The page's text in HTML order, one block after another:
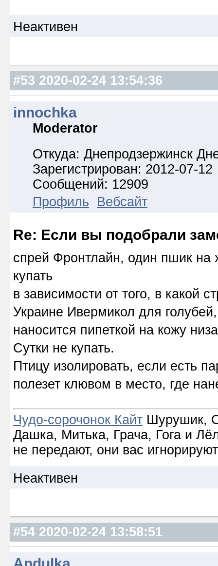
Неактивен
#53 2020-02-24 13:54:36
innochka
Moderator
Откуда: Днепродзержинск
Зарегистрирован: 2012-07-12
Сообщений: 12909
Профиль
Вебсайт
Re: Если вы подобрали
спрей Фронтлайн, один пшик на
купать
в зависимости от того, в какой
Украине Ивермикол для
наносится пипеткой на кожу
Сутки не купать.
Птицу изолировать, если есть
полезет клювом в место, где
Чудо-сорочонок Кайт Шурушик,
Дашка, Митька, Грача, Гога и
не передают, они вас игнорируют
Неактивен
#54 2020-02-24 13:58:51